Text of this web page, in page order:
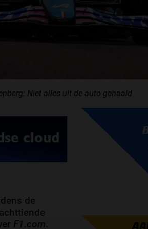
Niet alles uit de auto gehaald
de
F1.com.